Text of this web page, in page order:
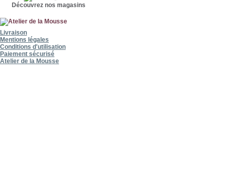
Découvrez nos magasins
Livraison
Mentions légales
Conditions d'utilisation
Paiement sécurisé
Atelier de la Mousse